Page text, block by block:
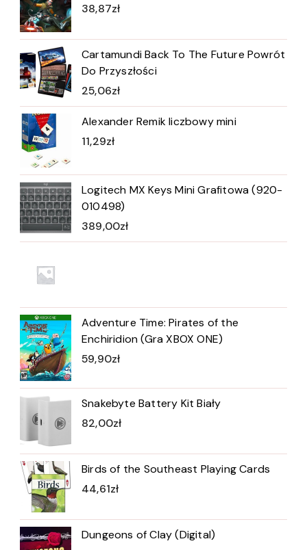
38,87zł
Cartamundi Back To The Future Powrót
Do Przyszłości
25,06zł
Alexander Remik liczbowy mini
11,29zł
Logitech MX Keys Mini Grafitowa (920-
010498)
389,00zł
Adventure Time: Pirates of the
Enchiridion (Gra XBOX ONE)
59,90zł
Snakebyte Battery Kit Biały
82,00zł
Birds of the Southeast Playing Cards
44,61zł
Dungeons of Clay (Digital)